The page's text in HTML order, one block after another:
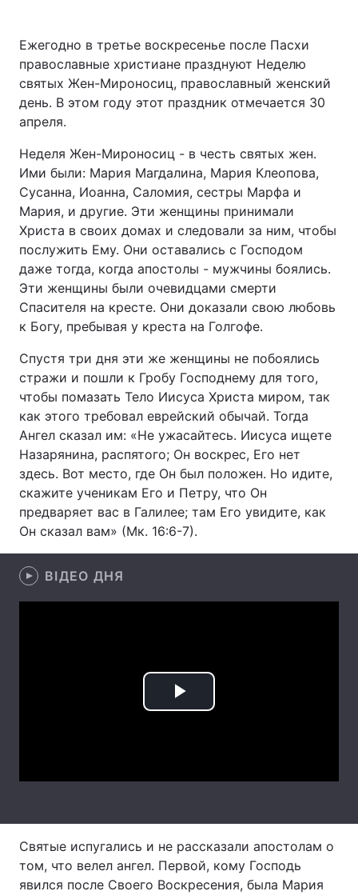
Україна Політика
Економіка Світ
Спорт Наука
Техно і зв'язок Лайт
Зброя Інциденти
Цікавинки Погода
Екологія Регіони
Лонгріди
Відео з Youtube Статті
Інтерв'ю Думки
Архів
Ежегодно в третье воскресенье после Пасхи
православные христиане празднуют Неделю
святых Жен-Мироносиц, православный женский
день. В этом году этот праздник отмечается 30
апреля.
Неделя Жен-Мироносиц - в честь святых жен.
Ими были: Мария Магдалина, Мария Клеопова,
Сусанна, Иоанна, Саломия, сестры Марфа и
Мария, и другие. Эти женщины принимали
Христа в своих домах и следовали за ним, чтобы
послужить Ему. Они оставались с Господом
даже тогда, когда апостолы - мужчины боялись.
Эти женщины были очевидцами смерти
Спасителя на кресте. Они доказали свою любовь
к Богу, пребывая у креста на Голгофе.
Спустя три дня эти же женщины не побоялись
стражи и пошли к Гробу Господнему для того,
чтобы помазать Тело Иисуса Христа миром, так
как этого требовал еврейский обычай. Тогда
Ангел сказал им: «Не ужасайтесь. Иисуса ищете
Назарянина, распятого; Он воскрес, Его нет
здесь. Вот место, где Он был положен. Но идите,
скажите ученикам Его и Петру, что Он
предваряет вас в Галилее; там Его увидите, как
Он сказал вам» (Мк. 16:6-7).
ВІДЕО ДНЯ
Play
Святые испугались и не рассказали апостолам о
том, что велел ангел. Первой, кому Господь
явился после Своего Воскресения, была Мария